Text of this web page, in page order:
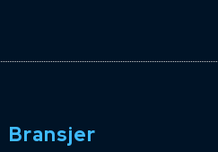
Bransjer